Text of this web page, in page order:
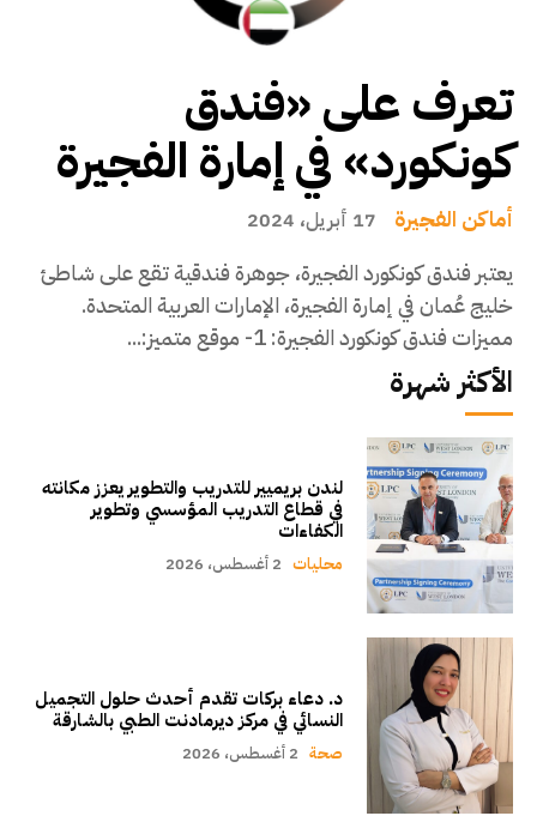
تعرف على «فندق
كونكورد» في إمارة الفجيرة
أماكن الفجيرة 17 أبريل، 2024
يعتبر فندق كونكورد الفجيرة، جوهرة فندقية تقع على شاطئ
خليج عُمان في إمارة الفجيرة، الإمارات العربية المتحدة.
مميزات فندق كونكورد الفجيرة: 1- موقع متميز:...
الأكثر شهرة
لندن بريميير للتدريب والتطوير يعزز مكانته
في قطاع التدريب المؤسسي وتطوير
الكفاءات
محليات 2 أغسطس، 2026
د. دعاء بركات تقدم أحدث حلول التجميل
النسائي في مركز ديرمادنت الطبي بالشارقة
صحة 2 أغسطس، 2026